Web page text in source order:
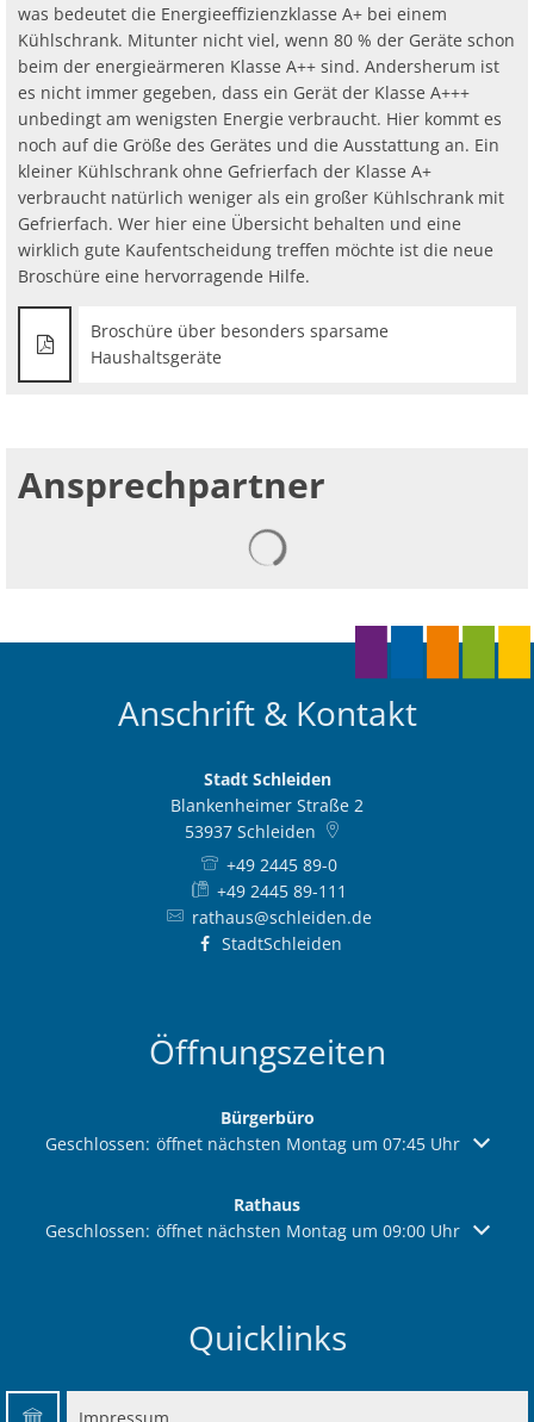
was bedeutet die Energieeffizienzklasse A+ bei einem
Kühlschrank. Mitunter nicht viel, wenn 80 % der Geräte schon
beim der energieärmeren Klasse A++ sind. Andersherum ist
es nicht immer gegeben, dass ein Gerät der Klasse A+++
unbedingt am wenigsten Energie verbraucht. Hier kommt es
noch auf die Größe des Gerätes und die Ausstattung an. Ein
kleiner Kühlschrank ohne Gefrierfach der Klasse A+
verbraucht natürlich weniger als ein großer Kühlschrank mit
Gefrierfach. Wer hier eine Übersicht behalten und eine
wirklich gute Kaufentscheidung treffen möchte ist die neue
Broschüre eine hervorragende Hilfe.
Broschüre über besonders sparsame
Haushaltsgeräte
Ansprechpartner
Anschrift & Kontakt
Stadt Schleiden
Blankenheimer Straße 2
53937 Schleiden
+49 2445 89-0
+49 2445 89-111
rathaus@schleiden.de
StadtSchleiden
Öffnungszeiten
Bürgerbüro
Klicken, um weitere Öffnungs- oder Schließzeiten
Geschlossen: öffnet nächsten Montag um 07:45 Uhr
Rathaus
Klicken, um weitere Öffnungs- oder Schließzeiten
Geschlossen: öffnet nächsten Montag um 09:00 Uhr
Quicklinks
Impressum